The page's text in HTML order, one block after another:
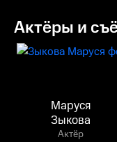
Актёры и
Маруся
Зыкова
Актёр